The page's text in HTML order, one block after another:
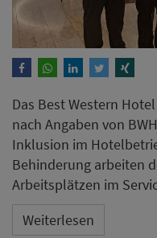
Das Best Western
nach Angaben von
Inklusion im
Behinderung arbeiten
Arbeitsplätzen im
Weiterlesen